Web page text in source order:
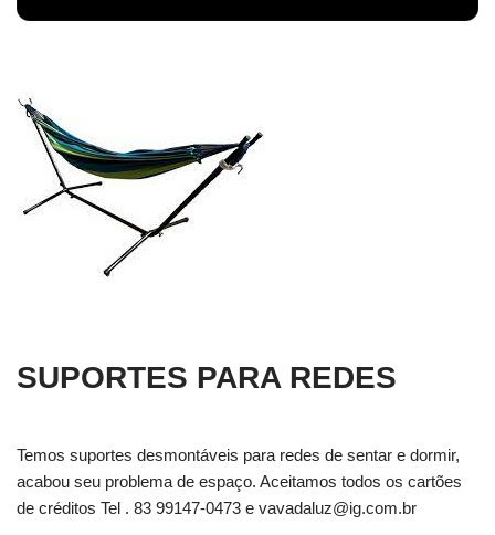
SUPORTES PARA REDES
Temos suportes desmontáveis para redes de sentar e dormir,
acabou seu problema de espaço. Aceitamos todos os cartões
de créditos Tel . 83 99147-0473 e vavadaluz@ig.com.br